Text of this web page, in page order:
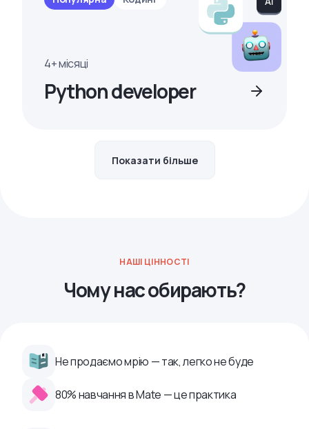
4+ місяці
Python developer
Показати більше
НАШІ ЦІННОСТІ
Чому нас обирають?
Не продаємо мрію — так, легко не буде
80% навчання в Mate — це практика